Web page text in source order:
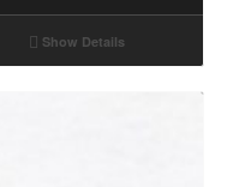
Show Details